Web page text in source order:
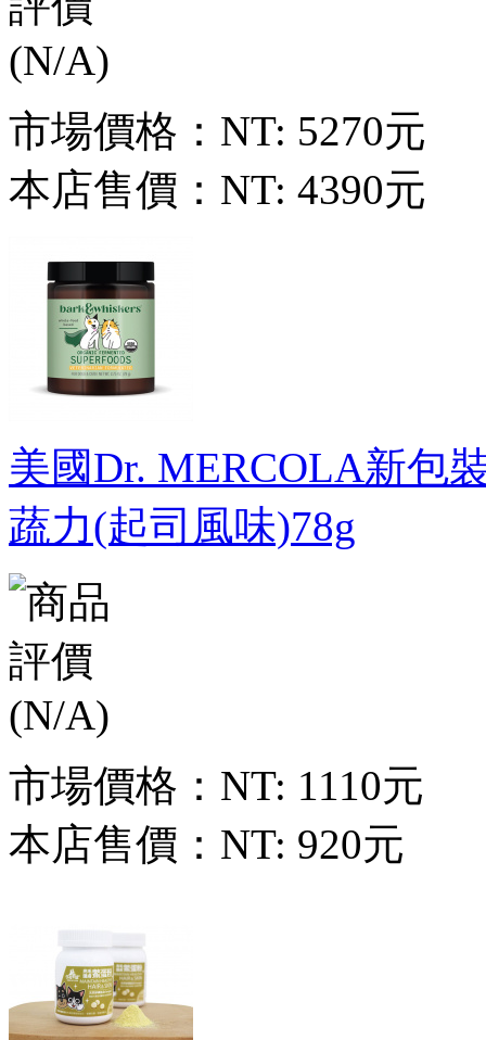
市場價格： NT: 5270元
本店售價： NT: 4390元
美國Dr. MERCOLA新包
蔬力(起司風味)78g
市場價格： NT: 1110元
本店售價： NT: 920元